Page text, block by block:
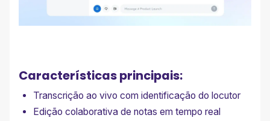
Características principais:
Transcrição ao vivo com identificação do locutor
Edição colaborativa de notas em tempo real